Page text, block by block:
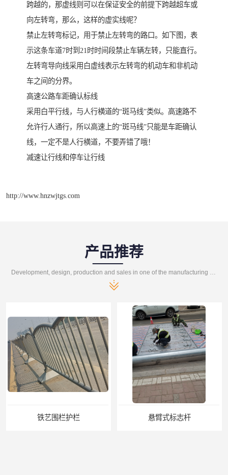
跨越的，那虚线则可以在保证安全的前提下跨越超车或
向左转弯，那么，这样的虚实线呢？
禁止左转弯标记，用于禁止左转弯的路口。如下图，表
示这条车道7时到21时时间段禁止车辆左转，只能直行。
左转弯导向线采用白虚线表示左转弯的机动车和非机动
车之间的分界。
高速公路车距确认标线
采用白平行线，与人行横道的“斑马线”类似。高速路不
允许行人通行，所以高速上的“斑马线”只能是车距确认
线，一定不是人行横道，不要弄错了哦！
减速让行线和停车让行线
http://www.hnzwjtgs.com
产品推荐
铁艺围栏护栏 悬臂式标志杆